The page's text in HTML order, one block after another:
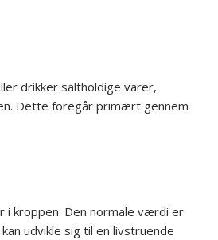
drikker saltholdige varer,
Dette foregår primært gennem
i kroppen. Den normale værdi er
udvikle sig til en livstruende